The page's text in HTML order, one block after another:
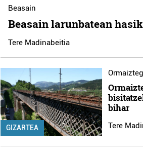
Beasain
Beasain larunbatean
Tere Madinabeitia
GIZARTEA
bihar
Tere